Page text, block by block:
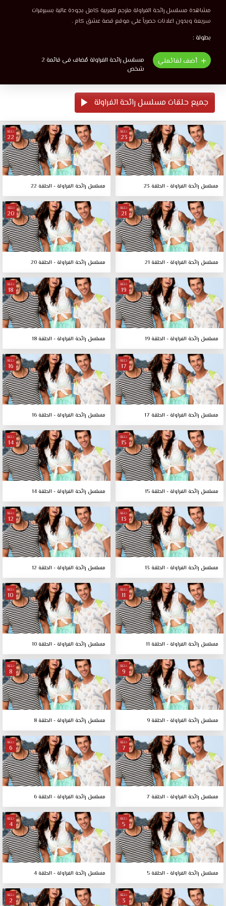
مشاهدة مسلسل رائحة الفراولة مترجم للعربية كامل بجودة عالية بسيرفرات
سريعة وبدون اعلانات حصرياً على موقع قصة عشق كام .
بطولة :
أضف لقائمتي
مسلسل رائحة الفراولة مُضاف فى قائمة 2
شخص
جميع حلقات مسلسل رائحة الفراولة
حلقة
23
مسلسل رائحة الفراولة - الحلقة 23
حلقة
22
مسلسل رائحة الفراولة - الحلقة 22
حلقة
21
مسلسل رائحة الفراولة - الحلقة 21
حلقة
20
مسلسل رائحة الفراولة - الحلقة 20
حلقة
19
مسلسل رائحة الفراولة - الحلقة 19
حلقة
18
مسلسل رائحة الفراولة - الحلقة 18
حلقة
17
مسلسل رائحة الفراولة - الحلقة 17
حلقة
16
مسلسل رائحة الفراولة - الحلقة 16
حلقة
15
مسلسل رائحة الفراولة - الحلقة 15
حلقة
14
مسلسل رائحة الفراولة - الحلقة 14
حلقة
13
مسلسل رائحة الفراولة - الحلقة 13
حلقة
12
مسلسل رائحة الفراولة - الحلقة 12
حلقة
11
مسلسل رائحة الفراولة - الحلقة 11
حلقة
10
مسلسل رائحة الفراولة - الحلقة 10
حلقة
9
مسلسل رائحة الفراولة - الحلقة 9
حلقة
8
مسلسل رائحة الفراولة - الحلقة 8
حلقة
7
مسلسل رائحة الفراولة - الحلقة 7
حلقة
6
مسلسل رائحة الفراولة - الحلقة 6
حلقة
5
مسلسل رائحة الفراولة - الحلقة 5
حلقة
4
مسلسل رائحة الفراولة - الحلقة 4
حلقة
3
حلقة
2